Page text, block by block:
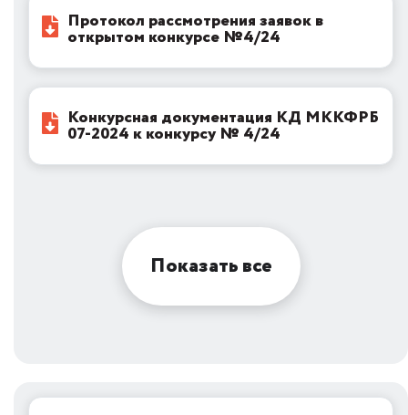
Протокол рассмотрения заявок в
открытом конкурсе №4/24
Конкурсная документация КД МККФРБ
07-2024 к конкурсу № 4/24
Показать все